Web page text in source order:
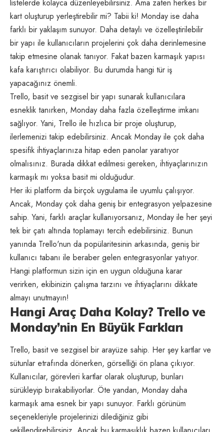
listelerde kolayca düzenleyebilirsiniz. Ama zaten herkes bir
kart oluşturup yerleştirebilir mi? Tabii ki! Monday ise daha
farklı bir yaklaşım sunuyor. Daha detaylı ve özelleştirilebilir
bir yapı ile kullanıcıların projelerini çok daha derinlemesine
takip etmesine olanak tanıyor. Fakat bazen karmaşık yapısı
kafa karıştırıcı olabiliyor. Bu durumda hangi tür iş
yapacağınız önemli.
Trello, basit ve sezgisel bir yapı sunarak kullanıcılara
esneklik tanırken, Monday daha fazla özelleştirme imkanı
sağlıyor. Yani, Trello ile hızlıca bir proje oluşturup,
ilerlemenizi takip edebilirsiniz. Ancak Monday ile çok daha
spesifik ihtiyaçlarınıza hitap eden panolar yaratıyor
olmalısınız. Burada dikkat edilmesi gereken, ihtiyaçlarınızın
karmaşık mı yoksa basit mi olduğudur.
Her iki platform da birçok uygulama ile uyumlu çalışıyor.
Ancak, Monday çok daha geniş bir entegrasyon yelpazesine
sahip. Yani, farklı araçlar kullanıyorsanız, Monday ile her şeyi
tek bir çatı altında toplamayı tercih edebilirsiniz. Bunun
yanında Trello'nun da popülaritesinin arkasında, geniş bir
kullanıcı tabanı ile beraber gelen entegrasyonlar yatıyor.
Hangi platformun sizin için en uygun olduğuna karar
verirken, ekibinizin çalışma tarzını ve ihtiyaçlarını dikkate
almayı unutmayın!
Hangi Araç Daha Kolay? Trello ve
Monday’nin En Büyük Farkları
Trello, basit ve sezgisel bir arayüze sahip. Her şey kartlar ve
sütunlar etrafında dönerken, görselliği ön plana çıkıyor.
Kullanıcılar, görevleri kartlar olarak oluşturup, bunları
sürükleyip bırakabiliyorlar. Öte yandan, Monday daha
karmaşık ama esnek bir yapı sunuyor. Farklı görünüm
seçenekleriyle projelerinizi dilediğiniz gibi